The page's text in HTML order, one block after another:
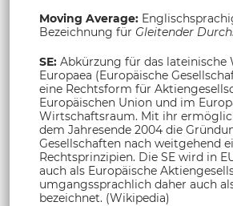
Moving Average:
Bezeichnung für Gleitender
SE: Abkürzung für das lateinische
Europaea (Europäische
eine Rechtsform für
Europäischen Union und im
Wirtschaftsraum. Mit ihr
dem Jahresende 2004 die
Gesellschaften nach weitgehend
Rechtsprinzipien. Die SE wird in
auch als Europäische
umgangssprachlich daher auch
bezeichnet. (Wikipedia)